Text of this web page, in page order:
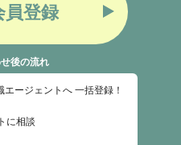
員登録
後の流れ
エージェントへ 一括登録！
に相談